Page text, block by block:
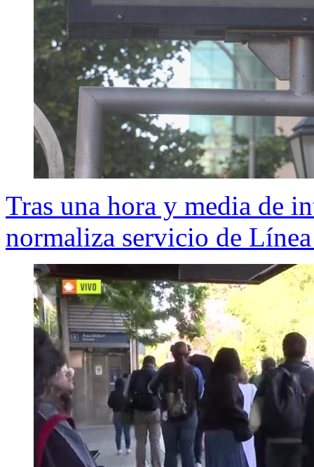
Tras una hora y media de
normaliza servicio de